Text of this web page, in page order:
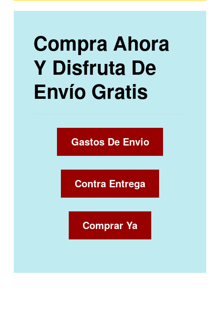
Compra Ahora
Y Disfruta De
Envío Gratis
Gastos De Envio
Contra Entrega
Comprar Ya